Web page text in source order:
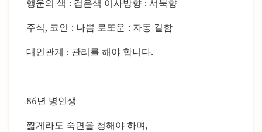
행운의 색 : 검은색 이사방향 : 서북향
주식, 코인 : 나쁨 로또운 : 자동 길함
대인관계 : 관리를 해야 합니다.
86년 병인생
짧게라도 숙면을 청해야 하며,